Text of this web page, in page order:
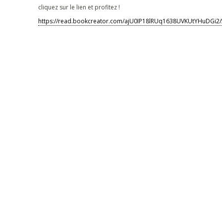
cliquez sur le lien et profitez !
https://read.bookcreator.com/